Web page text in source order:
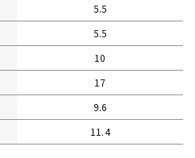
5.5
5.5
10
17
9.6
11.4